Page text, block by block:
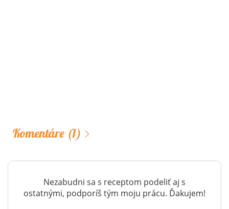
Komentáre (1)
Nezabudni sa s receptom podeliť aj s
ostatnými, podporíš tým moju prácu. Ďakujem!